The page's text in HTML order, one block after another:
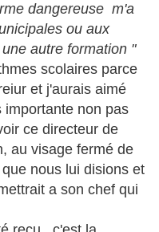
dangereuse m'a
ou aux
autre formation "
scolaires parce
et j'aurais aimé
importante non pas
ce directeur de
au visage fermé de
nous lui disions et
a son chef qui